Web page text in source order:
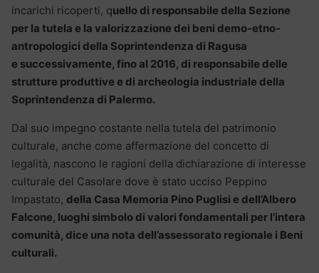
incarichi ricoperti, quello di responsabile della Sezione
per la tutela e la valorizzazione dei beni demo-etno-
antropologici della Soprintendenza di Ragusa
e successivamente, fino al 2016, di responsabile delle
strutture produttive e di archeologia industriale della
Soprintendenza di Palermo.
Dal suo impegno costante nella tutela del patrimonio
culturale, anche come affermazione del concetto di
legalità, nascono le ragioni della dichiarazione di interesse
culturale del Casolare dove è stato ucciso Peppino
Impastato, della Casa Memoria Pino Puglisi e dell’Albero
Falcone, luoghi simbolo di valori fondamentali per l’intera
comunità, dice una nota dell’assessorato regionale i Beni
culturali.